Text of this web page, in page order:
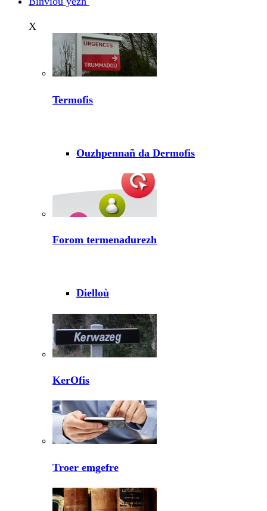
X
Termofis
Ouzhpennañ da Dermofis
Forom termenadurezh
Dielloù
KerOfis
Troer emgefre